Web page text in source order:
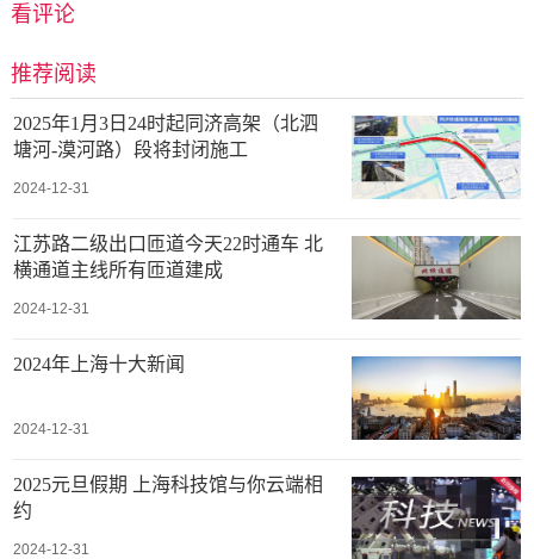
看评论
推荐阅读
2025年1月3日24时起同济高架（北泗
塘河-漠河路）段将封闭施工
2024-12-31
江苏路二级出口匝道今天22时通车 北
横通道主线所有匝道建成
2024-12-31
2024年上海十大新闻
2024-12-31
2025元旦假期 上海科技馆与你云端相
约
2024-12-31